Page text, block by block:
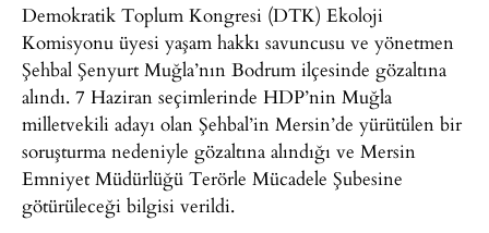
Demokratik Toplum Kongresi (DTK) Ekoloji
Komisyonu üyesi yaşam hakkı savuncusu ve yönetmen
Şehbal Şenyurt Muğla’nın Bodrum ilçesinde gözaltına
alındı. 7 Haziran seçimlerinde HDP’nin Muğla
milletvekili adayı olan Şehbal’in Mersin’de yürütülen bir
soruşturma nedeniyle gözaltına alındığı ve Mersin
Emniyet Müdürlüğü Terörle Mücadele Şubesine
götürüleceği bilgisi verildi.